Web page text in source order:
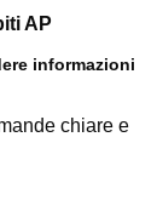
AP
informazioni
chiare e